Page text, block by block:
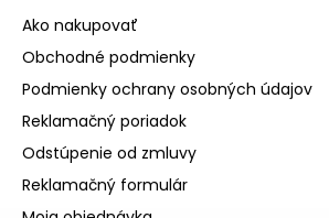
Ako nakupovať
Obchodné podmienky
Podmienky ochrany osobných údajov
Reklamačný poriadok
Odstúpenie od zmluvy
Reklamačný formulár